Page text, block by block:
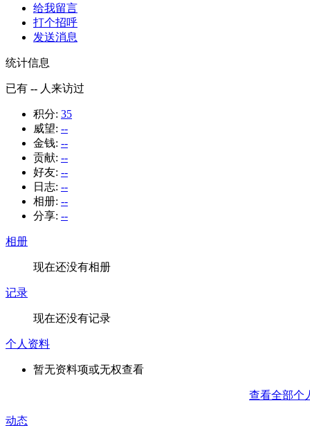
给我留言
打个招呼
发送消息
统计信息
已有 -- 人来访过
积分: 35
威望: --
金钱: --
贡献: --
好友: --
日志: --
相册: --
分享: --
相册
现在还没有相册
记录
现在还没有记录
个人资料
暂无资料项或无权查看
查看全部个
动态